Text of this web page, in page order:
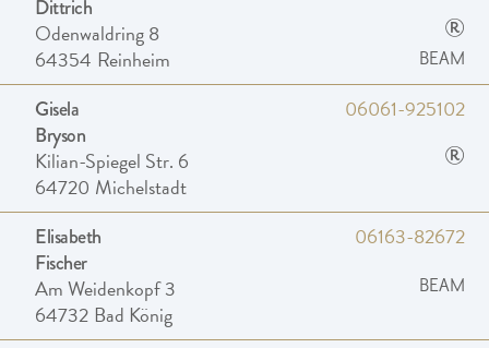
Dittrich
Odenwaldring 8
64354 Reinheim
®
BEAM
Gisela
Bryson
Kilian-Spiegel Str. 6
64720 Michelstadt
06061-925102
®
Elisabeth
Fischer
Am Weidenkopf 3
64732 Bad König
06163-82672
BEAM